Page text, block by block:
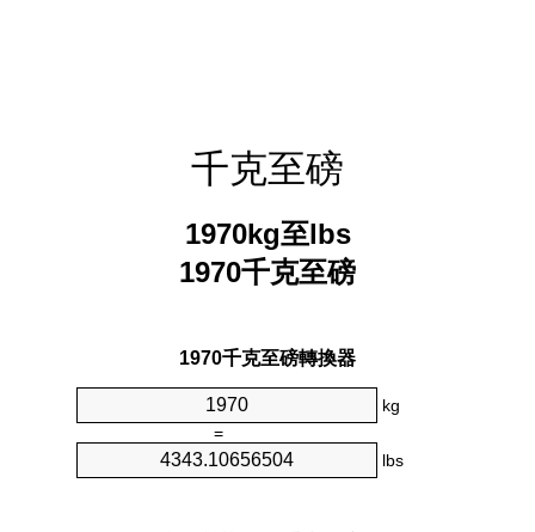
千克至磅
1970kg至lbs
1970千克至磅
1970千克至磅轉換器
kg
=
lbs